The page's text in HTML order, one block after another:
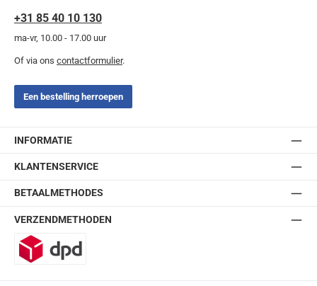
+31 85 40 10 130
ma-vr, 10.00 - 17.00 uur
Of via ons contactformulier.
Een bestelling herroepen
INFORMATIE
KLANTENSERVICE
BETAALMETHODES
VERZENDMETHODEN